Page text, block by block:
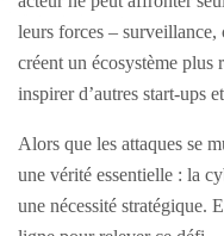
leurs forces –
créent un écosystème
inspirer d’autres start-ups
Alors que les attaques se
une vérité essentielle : la
une nécessité stratégique.